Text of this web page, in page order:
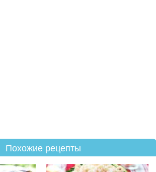
Похожие рецепты